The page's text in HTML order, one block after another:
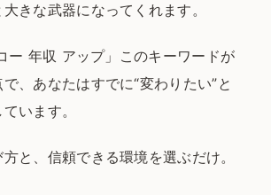
きな武器になってくれます。
ー 年収 アップ」 このキーワードが
、 あなたはすでに“変わりたい”と
います。
と、信頼できる環境を選ぶだけ。